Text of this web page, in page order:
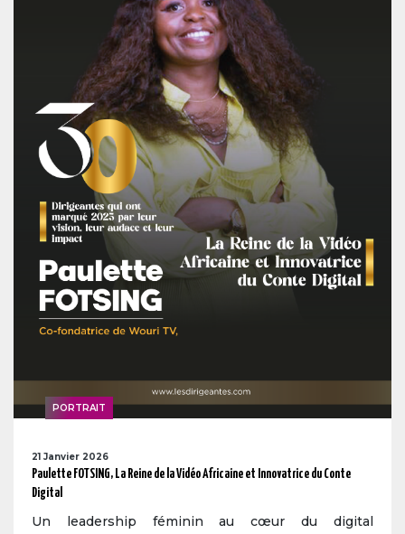
PORTRAIT
21 Janvier 2026
Paulette FOTSING, La Reine de la Vidéo Africaine et Innovatrice du Conte
Digital
Un leadership féminin au cœur du digital